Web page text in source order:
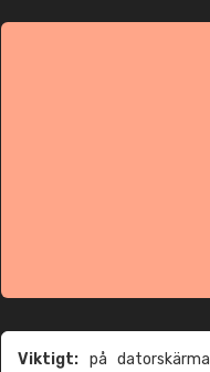
Viktigt: på